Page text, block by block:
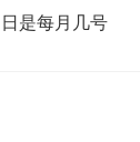
日是每月几号